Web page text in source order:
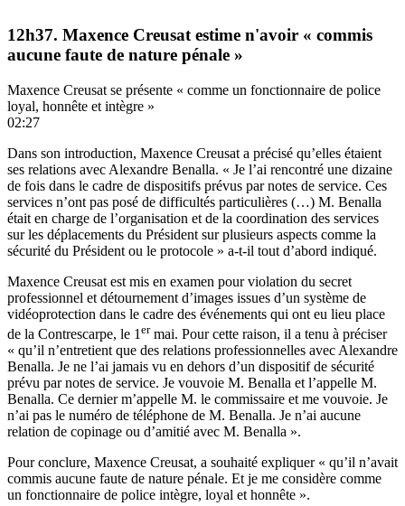
12h37. Maxence Creusat estime n'avoir « commis
aucune faute de nature pénale »
Maxence Creusat se présente « comme un fonctionnaire de police
loyal, honnête et intègre »
02:27
Dans son introduction, Maxence Creusat a précisé qu’elles étaient
ses relations avec Alexandre Benalla. « Je l’ai rencontré une dizaine
de fois dans le cadre de dispositifs prévus par notes de service. Ces
services n’ont pas posé de difficultés particulières (…) M. Benalla
était en charge de l’organisation et de la coordination des services
sur les déplacements du Président sur plusieurs aspects comme la
sécurité du Président ou le protocole » a-t-il tout d’abord indiqué.
Maxence Creusat est mis en examen pour violation du secret
professionnel et détournement d’images issues d’un système de
vidéoprotection dans le cadre des événements qui ont eu lieu place
de la Contrescarpe, le 1 ermai. Pour cette raison, il a tenu à préciser
« qu’il n’entretient que des relations professionnelles avec Alexandre
Benalla. Je ne l’ai jamais vu en dehors d’un dispositif de sécurité
prévu par notes de service. Je vouvoie M. Benalla et l’appelle M.
Benalla. Ce dernier m’appelle M. le commissaire et me vouvoie. Je
n’ai pas le numéro de téléphone de M. Benalla. Je n’ai aucune
relation de copinage ou d’amitié avec M. Benalla ».
Pour conclure, Maxence Creusat, a souhaité expliquer « qu’il n’avait
commis aucune faute de nature pénale. Et je me considère comme
un fonctionnaire de police intègre, loyal et honnête ».